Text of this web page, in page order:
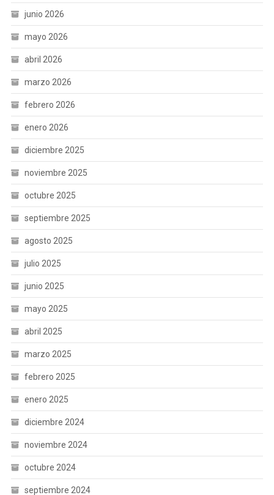
junio 2026
mayo 2026
abril 2026
marzo 2026
febrero 2026
enero 2026
diciembre 2025
noviembre 2025
octubre 2025
septiembre 2025
agosto 2025
julio 2025
junio 2025
mayo 2025
abril 2025
marzo 2025
febrero 2025
enero 2025
diciembre 2024
noviembre 2024
octubre 2024
septiembre 2024